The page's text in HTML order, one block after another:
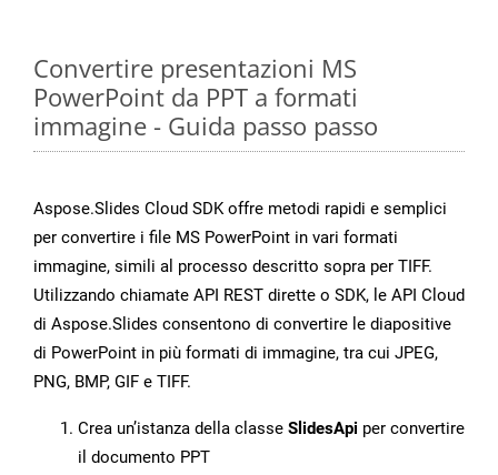
Convertire presentazioni MS
PowerPoint da PPT a formati
immagine - Guida passo passo
Aspose.Slides Cloud SDK offre metodi rapidi e semplici
per convertire i file MS PowerPoint in vari formati
immagine, simili al processo descritto sopra per TIFF.
Utilizzando chiamate API REST dirette o SDK, le API Cloud
di Aspose.Slides consentono di convertire le diapositive
di PowerPoint in più formati di immagine, tra cui JPEG,
PNG, BMP, GIF e TIFF.
Crea un’istanza della classe SlidesApi per convertire
il documento PPT